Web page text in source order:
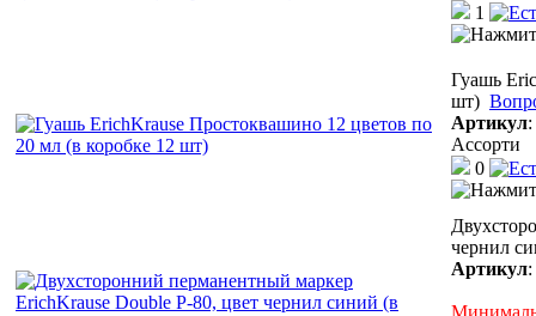
1
Гуашь
шт)
Артикул:
Ассорти
0
чернил
Артикул: